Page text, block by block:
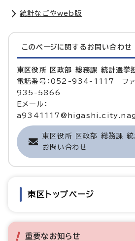
統計なごやweb版
このページに関する お問い合わせ
東区役所 区政部 総務課 統計選挙
電話番号：052-934-1117 ファ
935-5866
Eメール：
東区役所 区政部 総務課 統
お問い合わせ
東区トップページ
重要なお知らせ